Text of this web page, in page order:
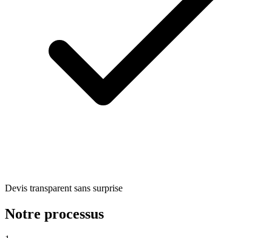
Devis transparent sans surprise
Notre processus